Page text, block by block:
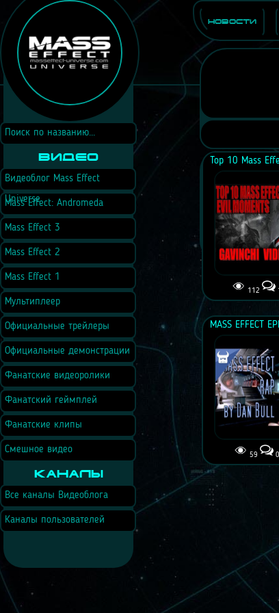
Новости
112
59 0
Видео
Видеоблог Mass Effect
Universe
Mass Effect: Andromeda
Mass Effect 3
Mass Effect 2
Mass Effect 1
Мультиплеер
Официальные трейлеры
Официальные демонстрации
Фанатские видеоролики
Фанатский геймплей
Фанатские клипы
Смешное видео
Каналы
Все каналы Видеоблога
Каналы пользователей